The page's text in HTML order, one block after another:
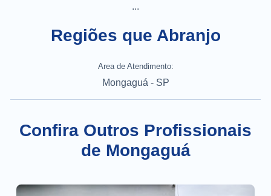
...
Regiões que Abranjo
Area de Atendimento:
Mongaguá - SP
Confira Outros Profissionais
de Mongaguá